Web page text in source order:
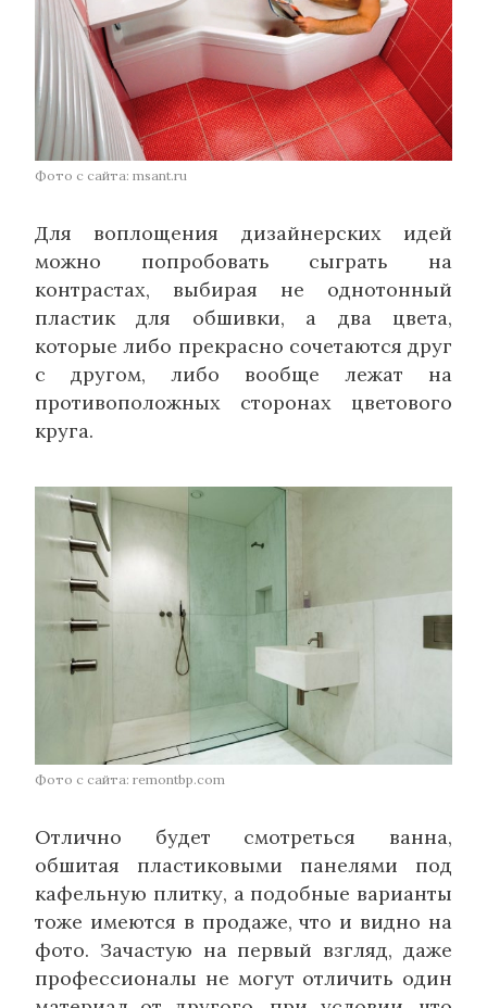
Фото с сайта: msant.ru
Для воплощения дизайнерских идей
можно попробовать сыграть на
контрастах, выбирая не однотонный
пластик для обшивки, а два цвета,
которые либо прекрасно сочетаются друг
с другом, либо вообще лежат на
противоположных сторонах цветового
круга.
Фото с сайта: remontbp.com
Отлично будет смотреться ванна,
обшитая пластиковыми панелями под
кафельную плитку, а подобные варианты
тоже имеются в продаже, что и видно на
фото. Зачастую на первый взгляд, даже
профессионалы не могут отличить один